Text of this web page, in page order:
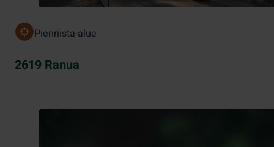
Pienriista-alue
2619 Ranua